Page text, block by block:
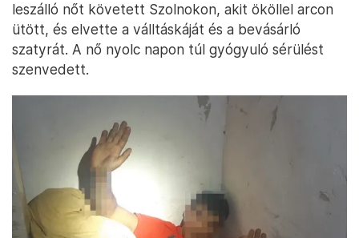
leszálló nőt követett Szolnokon, akit ököllel arcon
ütött, és elvette a válltáskáját és a bevásárló
szatyrát. A nő nyolc napon túl gyógyuló sérülést
szenvedett.